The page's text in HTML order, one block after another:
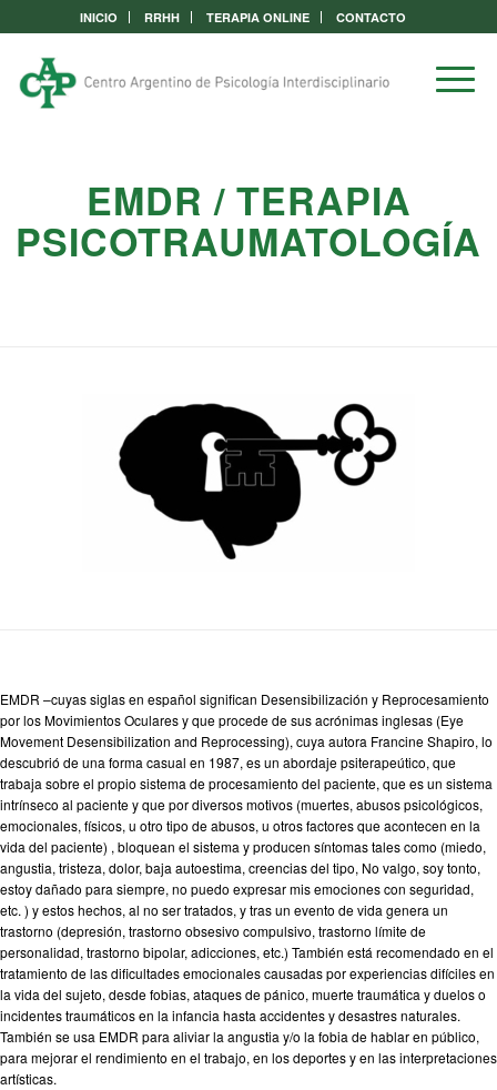
INICIO RRHH TERAPIA ONLINE CONTACTO
EMDR / TERAPIA
PSICOTRAUMATOLOGÍA
EMDR –cuyas siglas en español significan Desensibilización y Reprocesamiento
por los Movimientos Oculares y que procede de sus acrónimas inglesas (Eye
Movement Desensibilization and Reprocessing), cuya autora Francine Shapiro, lo
descubrió de una forma casual en 1987, es un abordaje psiterapeútico, que
trabaja sobre el propio sistema de procesamiento del paciente, que es un sistema
intrínseco al paciente y que por diversos motivos (muertes, abusos psicológicos,
emocionales, físicos, u otro tipo de abusos, u otros factores que acontecen en la
vida del paciente) , bloquean el sistema y producen síntomas tales como (miedo,
angustia, tristeza, dolor, baja autoestima, creencias del tipo, No valgo, soy tonto,
estoy dañado para siempre, no puedo expresar mis emociones con seguridad,
etc. ) y estos hechos, al no ser tratados, y tras un evento de vida genera un
trastorno (depresión, trastorno obsesivo compulsivo, trastorno límite de
personalidad, trastorno bipolar, adicciones, etc.) También está recomendado en el
tratamiento de las dificultades emocionales causadas por experiencias difíciles en
la vida del sujeto, desde fobias, ataques de pánico, muerte traumática y duelos o
incidentes traumáticos en la infancia hasta accidentes y desastres naturales.
También se usa EMDR para aliviar la angustia y/o la fobia de hablar en público,
para mejorar el rendimiento en el trabajo, en los deportes y en las interpretaciones
artísticas.